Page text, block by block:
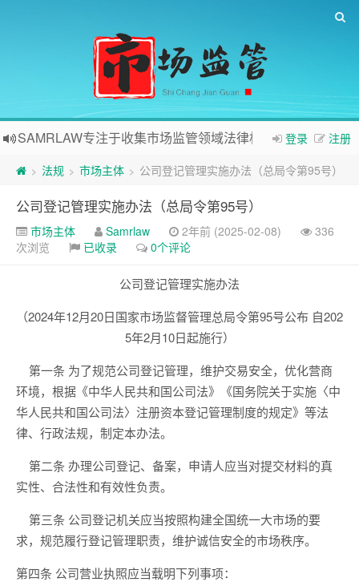
登录 注册
SAMRLAW专注于收集市场监管领域法律相关内容
> 法规 > 市场主体 > 公司登记管理实施办法（总局令第95号）
公司登记管理实施办法（总局令第95号）
市场主体 Samrlaw 2年前 (2025-02-08)
336
次浏览
已收录 0个评论
公司登记管理实施办法
（2024年12月20日国家市场监督管理总局令第95号公布 自202
5年2月10日起施行）
第一条 为了规范公司登记管理， 维护交易安全， 优化营商
环境，根据《中华人民共和国公司法》
《国务院关于实施〈中
华人民共和国公司法〉注册资本登记管理制度的规定》 等法
律、行政法规，制定本办法。
第二条 办理公司登记、备案，申请人应当对提交材料的真
实性、合法性和有效性负责。
第三条 公司登记机关应当按照构建全国统一大市场的要
求，规范履行登记管理职责，维护诚信安全的市场秩序。
第四条 公司营业执照应当载明下列事项：